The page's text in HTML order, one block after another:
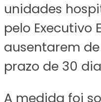
unidades
pelo Executivo
ausentarem
prazo de 30
A medida foi